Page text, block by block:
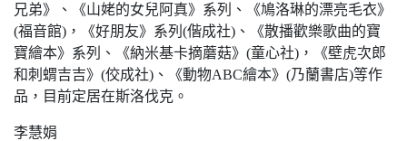
兄弟》、《山姥的女兒阿真》系列、《鳩洛琳的漂亮毛衣》
(福音館)，《好朋友》系列(偕成社)、《散播歡樂歌曲的寶
寶繪本》系列、《納米基卡摘蘑菇》(童心社)，《壁虎次郎
和刺蝟吉吉》(佼成社)、《動物ABC繪本》(乃蘭書店)等作
品，目前定居在斯洛伐克。
李慧娟